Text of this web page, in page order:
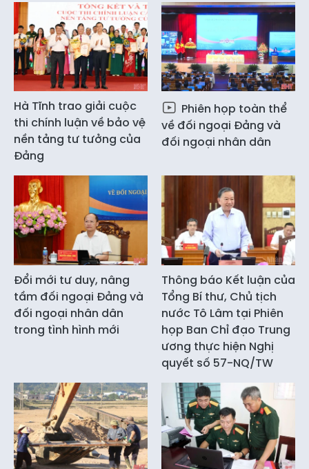
Hà Tĩnh trao giải cuộc
thi chính luận về bảo vệ
nền tảng tư tưởng của
Đảng
Phiên họp toàn thể
về đối ngoại Đảng và
đối ngoại nhân dân
Đổi mới tư duy, nâng
tầm đối ngoại Đảng và
đối ngoại nhân dân
trong tình hình mới
Thông báo Kết luận của
Tổng Bí thư, Chủ tịch
nước Tô Lâm tại Phiên
họp Ban Chỉ đạo Trung
ương thực hiện Nghị
quyết số 57-NQ/TW